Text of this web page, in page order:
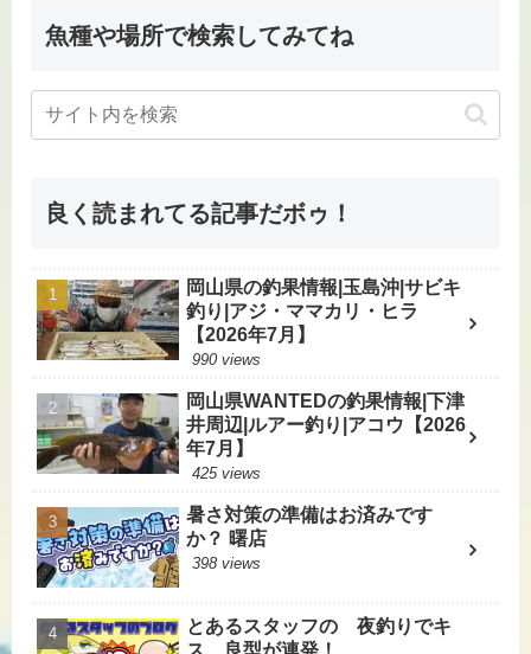
魚種や場所で検索してみてね
良く読まれてる記事だボゥ！
岡山県の釣果情報|玉島沖|サビキ
釣り|アジ・ママカリ・ヒラ
【2026年7月】
990 views
岡山県WANTEDの釣果情報|下津
井周辺|ルアー釣り|アコウ【2026
年7月】
425 views
暑さ対策の準備はお済みです
か？ 曙店
398 views
とあるスタッフの 夜釣りでキ
ス 良型が連発！